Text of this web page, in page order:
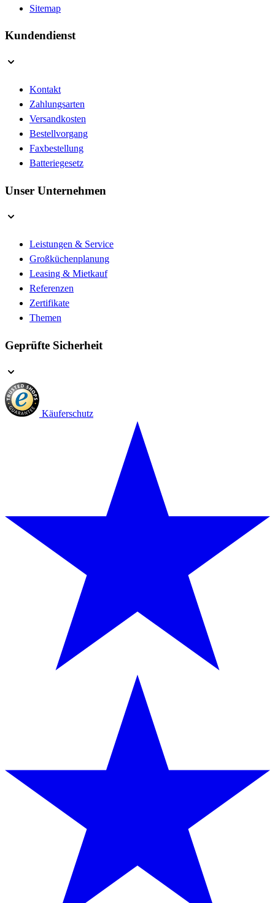
Sitemap
Kundendienst
Kontakt
Zahlungsarten
Versandkosten
Bestellvorgang
Faxbestellung
Batteriegesetz
Unser Unternehmen
Leistungen & Service
Großküchenplanung
Leasing & Mietkauf
Referenzen
Zertifikate
Themen
Geprüfte Sicherheit
Käuferschutz